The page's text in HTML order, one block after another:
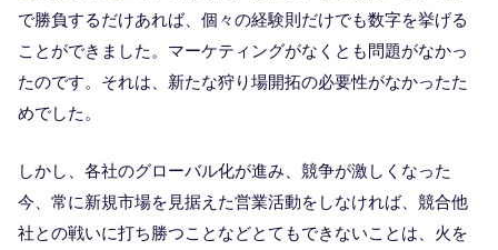
で勝負するだけあれば、個々の経験則だけでも数字を挙げる
ことができました。マーケティングがなくとも問題がなかっ
たのです。それは、新たな狩り場開拓の必要性がなかったた
めでした。
しかし、各社のグローバル化が進み、競争が激しくなった
今、常に新規市場を見据えた営業活動をしなければ、競合他
社との戦いに打ち勝つことなどとてもできないことは、火を